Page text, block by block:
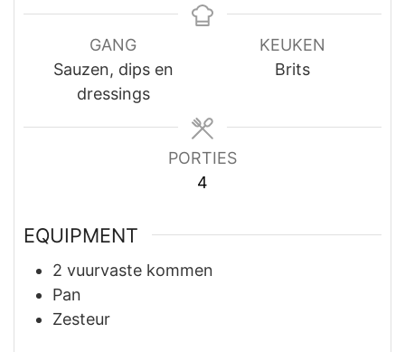
GANG
Sauzen, dips en
dressings
KEUKEN
Brits
PORTIES
4
EQUIPMENT
2 vuurvaste kommen
Pan
Zesteur